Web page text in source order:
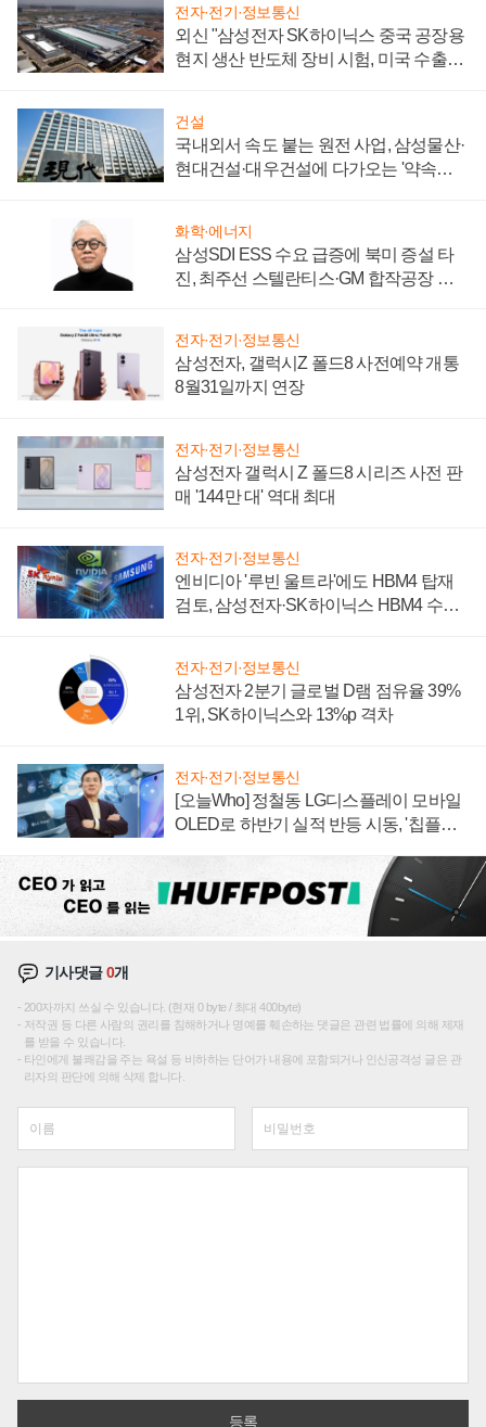
전자·전기·정보통신
외신 "삼성전자 SK하이닉스 중국 공장용
현지 생산 반도체 장비 시험, 미국 수출통
건설
국내외서 속도 붙는 원전 사업, 삼성물산·
현대건설·대우건설에 다가오는 '약속의
화학·에너지
삼성SDI ESS 수요 급증에 북미 증설 타
진, 최주선 스텔란티스·GM 합작공장 건
전자·전기·정보통신
삼성전자, 갤럭시Z 폴드8 사전예약 개통
8월31일까지 연장
전자·전기·정보통신
삼성전자 갤럭시 Z 폴드8 시리즈 사전 판
매 '144만 대' 역대 최대
전자·전기·정보통신
엔비디아 '루빈 울트라'에도 HBM4 탑재
검토, 삼성전자·SK하이닉스 HBM4 수율
전자·전기·정보통신
삼성전자 2분기 글로벌 D램 점유율 39%
1위, SK하이닉스와 13%p 격차
전자·전기·정보통신
[오늘Who] 정철동 LG디스플레이 모바일
OLED로 하반기 실적 반등 시동, '칩플레
기사댓글0개
200자까지 쓰실 수 있습니다. (현재 0 byte / 최대 400byte)
저작권 등 다른 사람의 권리를 침해하거나 명예를 훼손하는 댓글은 관련 법률에 의해 제재
를 받을 수 있습니다.
타인에게 불쾌감을 주는 욕설 등 비하하는 단어가 내용에 포함되거나 인신공격성 글은 관
리자의 판단에 의해 삭제 합니다.